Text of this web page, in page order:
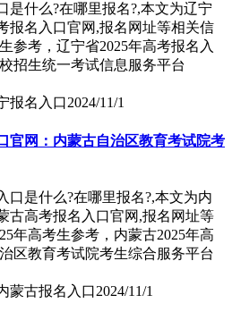
是什么?在哪里报名?,本文为辽宁
报名入口官网,报名网址等相关信
参考，辽宁省2025年高考报名入
招生统一考试信息服务平台
报名入口2024/11/1
官网：内蒙古自治区教育考试院考
口是什么?在哪里报名?,本文为内
古高考报名入口官网,报名网址等
年高考生参考，内蒙古2025年高
区教育考试院考生综合服务平台
蒙古报名入口2024/11/1